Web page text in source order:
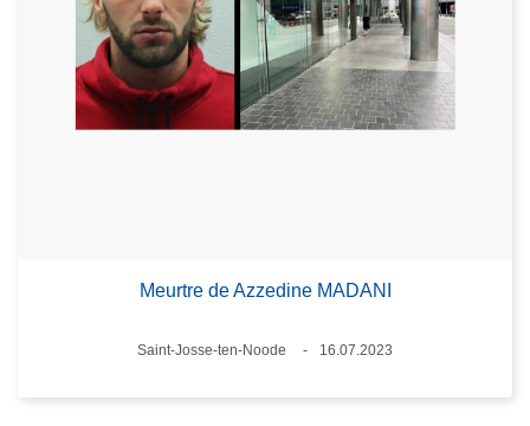
Meurtre de Azzedine MADANI
Lieux
Saint-Josse-ten-Noode
16.07.2023